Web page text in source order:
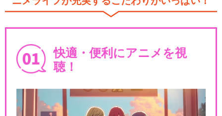
快適・便利にアニメを視
聴！